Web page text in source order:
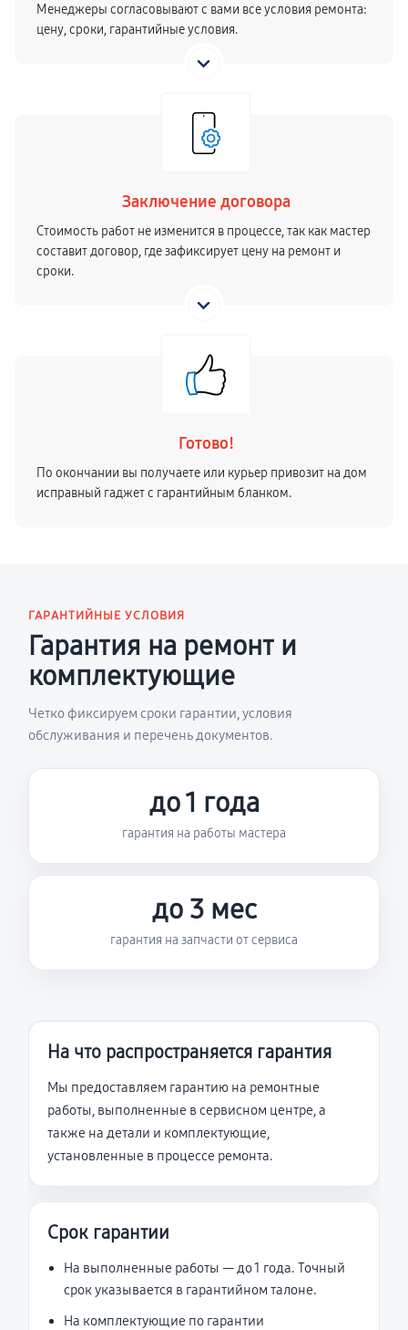
Менеджеры согласовывают с вами все условия ремонта:
цену, сроки, гарантийные условия.
Заключение договора
Стоимость работ не изменится в процессе, так как мастер
составит договор, где зафиксирует цену на ремонт и
сроки.
Готово!
По окончании вы получаете или курьер привозит на дом
исправный гаджет с гарантийным бланком.
ГАРАНТИЙНЫЕ УСЛОВИЯ
Гарантия на ремонт и
комплектующие
Четко фиксируем сроки гарантии, условия
обслуживания и перечень документов.
до 1 года
гарантия на работы мастера
до 3 мес
гарантия на запчасти от сервиса
На что распространяется гарантия
Мы предоставляем гарантию на ремонтные
работы, выполненные в сервисном центре, а
также на детали и комплектующие,
установленные в процессе ремонта.
Срок гарантии
На выполненные работы — до 1 года. Точный
срок указывается в гарантийном талоне.
На комплектующие по гарантии